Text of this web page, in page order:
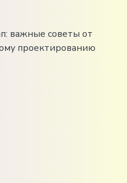
важные советы от
проектированию